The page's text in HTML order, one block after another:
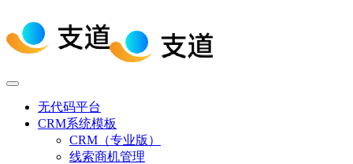
无代码平台
CRM系统模板
CRM（专业版）
线索商机管理